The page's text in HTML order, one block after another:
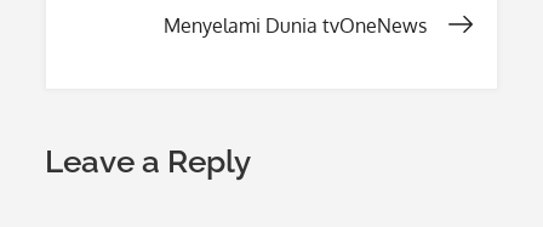
Menyelami Dunia tvOneNews
Leave a Reply